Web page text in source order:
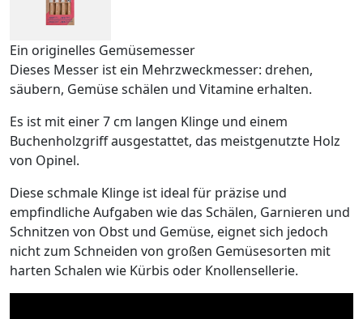
Ein originelles Gemüsemesser
Dieses Messer ist ein Mehrzweckmesser: drehen,
säubern, Gemüse schälen und Vitamine erhalten.
Es ist mit einer 7 cm langen Klinge und einem
Buchenholzgriff ausgestattet, das meistgenutzte Holz
von Opinel.
Diese schmale Klinge ist ideal für präzise und
empfindliche Aufgaben wie das Schälen, Garnieren und
Schnitzen von Obst und Gemüse, eignet sich jedoch
nicht zum Schneiden von großen Gemüsesorten mit
harten Schalen wie Kürbis oder Knollensellerie.